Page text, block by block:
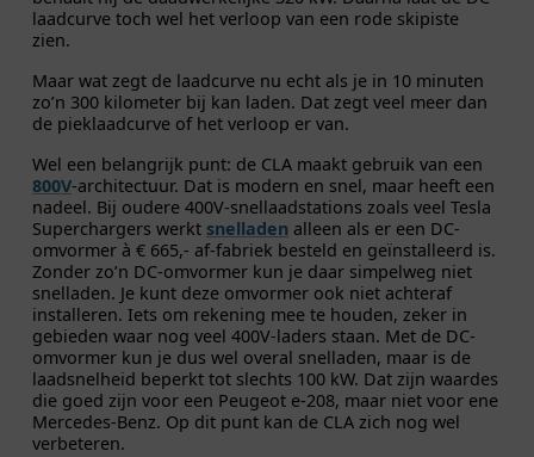
laadcurve toch wel het verloop van een rode skipiste
zien.
Maar wat zegt de laadcurve nu echt als je in 10 minuten
zo’n 300 kilometer bij kan laden. Dat zegt veel meer dan
de pieklaadcurve of het verloop er van.
Wel een belangrijk punt: de CLA maakt gebruik van een
800V-architectuur. Dat is modern en snel, maar heeft een
nadeel. Bij oudere 400V-snellaadstations zoals veel Tesla
Superchargers werkt snelladen alleen als er een DC-
omvormer à € 665,- af-fabriek besteld en geïnstalleerd is.
Zonder zo’n DC-omvormer kun je daar simpelweg niet
snelladen. Je kunt deze omvormer ook niet achteraf
installeren. Iets om rekening mee te houden, zeker in
gebieden waar nog veel 400V-laders staan. Met de DC-
omvormer kun je dus wel overal snelladen, maar is de
laadsnelheid beperkt tot slechts 100 kW. Dat zijn waardes
die goed zijn voor een Peugeot e-208, maar niet voor ene
Mercedes-Benz. Op dit punt kan de CLA zich nog wel
verbeteren.